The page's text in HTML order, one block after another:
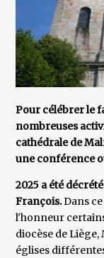
Pour célébrer le
nombreuses
cathédrale de
une conférence
2025 a été
François.Dans
l'honneur
diocèse de
églises